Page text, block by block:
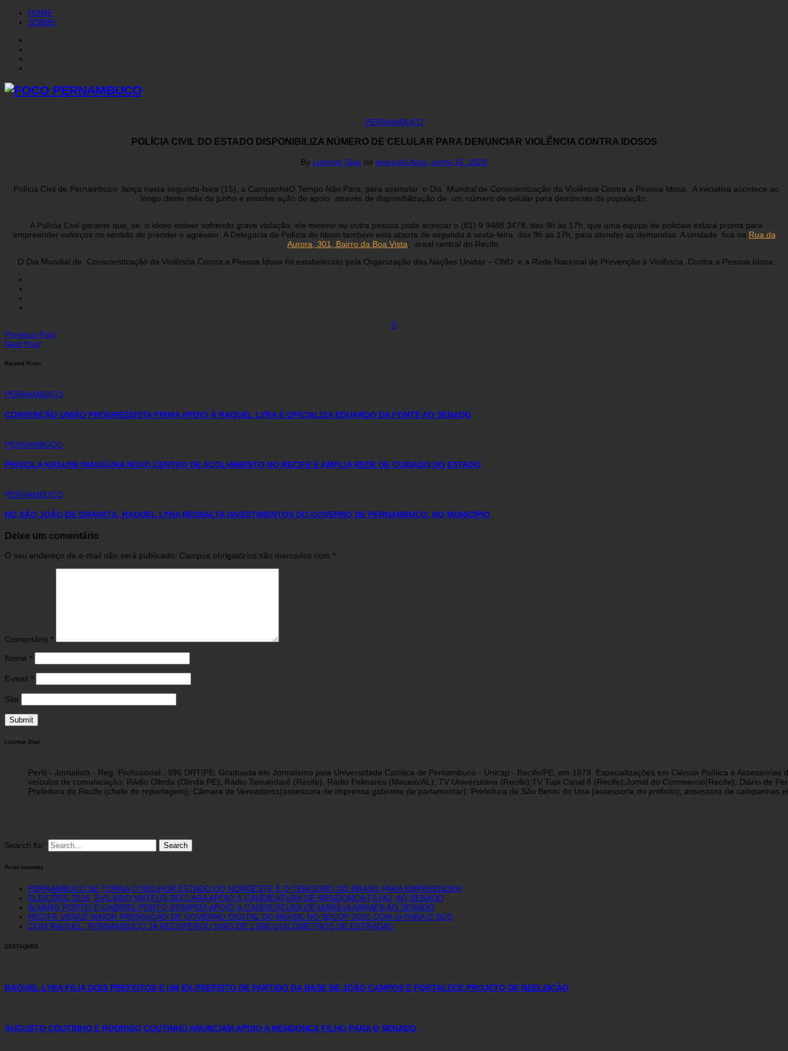
HOME
SOBRE
PERNAMBUCO
POLÍCIA CIVIL DO ESTADO DISPONIBILIZA NÚMERO DE CELULAR PARA DENUNCIAR VIOLÊNCIA CONTRA IDOSOS
By Luzimar Dias on segunda-feira, junho 15, 2020
Polícia Civil de Pernambuco lança nesta segunda-feira (15), a CampanhaO Tempo Não Para, para assinalar o Dia Mundial de Conscientização da Violência Contra a Pessoa Idosa. A iniciativa acontece ao
longo deste mês de junho e envolve ação de apoio através de disponibilização de um número de celular para denúncias da população.
A Polícia Civil garante que, se o idoso estiver sofrendo grave violação, ele mesmo ou outra pessoa pode acessar o (81) 9 9488.3478, das 9h às 17h, que uma equipe de policiais estará pronta para
empreender esforços no sentido de prender o agressor. A Delegacia de Polícia do Idoso também esta aberta de segunda a sexta-feira, das 9h as 17h, para atender as demandas. A unidade fica na Rua da
Aurora, 301, Bairro da Boa Vista , areal central do Recife.
O Dia Mundial de Conscientização da Violência Contra a Pessoa Idosa foi estabelecido pela Organização das Nações Unidas – ONU e a Rede Nacional de Prevenção à Violência Contra a Pessoa Idosa
0
Previous Post
Next Post
Related Posts
PERNAMBUCO
CONVENÇÃO UNIÃO PROGRESSISTA FIRMA APOIO À RAQUEL LYRA E OFICIALIZA EDUARDO DA FONTE AO SENADO
PERNAMBUCO
PRISCILA KRAUSE INAUGURA NOVO CENTRO DE ACOLHIMENTO NO RECIFE E AMPLIA REDE DE CUIDADO DO ESTADO
PERNAMBUCO
NO SÃO JOÃO DE GRAVATÁ, RAQUEL LYRA RESSALTA INVESTIMENTOS DO GOVERNO DE PERNAMBUCO, NO MUNICÍPIO
Deixe um comentário
O seu endereço de e-mail não será publicado. Campos obrigatórios são marcados com *
Comentário *
Nome *
E-mail *
Site
Luzimar Dias
Perfil - Jornalista - Reg. Profissional , 996 DRT/PE. Graduada em Jornalismo pela Universidade Católica de Pernambuco - Unicap - Recife/PE, em 1979. Especializações em Ciência Política e
veículos de comunicação: Rádio Olinda (Olinda PE); Rádio Tamandaré (Recife); Rádio Palmares (Maceió/AL); TV Universitária (Recife);TV Tupi Canal 6 (Recife);Jornal do Commercio(Recife); Diário de
Prefeitura do Recife (chefe de reportagem); Câmara de Vereadores(assessora de imprensa gabinete de parlamentar); Prefeitura de São Bento do Una (assessoria do prefeito), assessora de campanhas
Search for:
Posts recentes
PERNAMBUCO SE TORNA O MELHOR ESTADO DO NORDESTE E O TERCEIRO DO BRASIL PARA EMPREENDER
ELEIÇÕES 2026: EVILÁSIO MATEUS DECLARA APOIO À CANDIDATURA DE MENDONÇA FILHO, AO SENADO
ÁLVARO PORTO E GABRIEL PORTO ROMPEM APOIO À CANDIDATURA DE MARÍLIA ARRAES AO SENADO
RECIFE VENCE MAIOR PREMIAÇÃO DE GOVERNO DIGITAL DO BRASIL NO SECOP 2026 COM IA PARA O SUS
COM RAQUEL, PERNAMBUCO JÁ RECUPEROU MAIS DE 1.600 QUILÔMETROS DE ESTRADAS
DESTAQUES
RAQUEL LYRA FILIA DOIS PREFEITOS E UM EX-PREFEITO DE PARTIDO DA BASE DE JOÃO CAMPOS E FORTALECE PROJETO DE REELEIÇÃO
AUGUSTO COUTINHO E RODRIGO COUTINHO ANUNCIAM APOIO A MENDONÇA FILHO PARA O SENADO